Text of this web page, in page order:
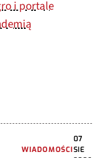
i portale
WIADOMOŚCI
07
SIE